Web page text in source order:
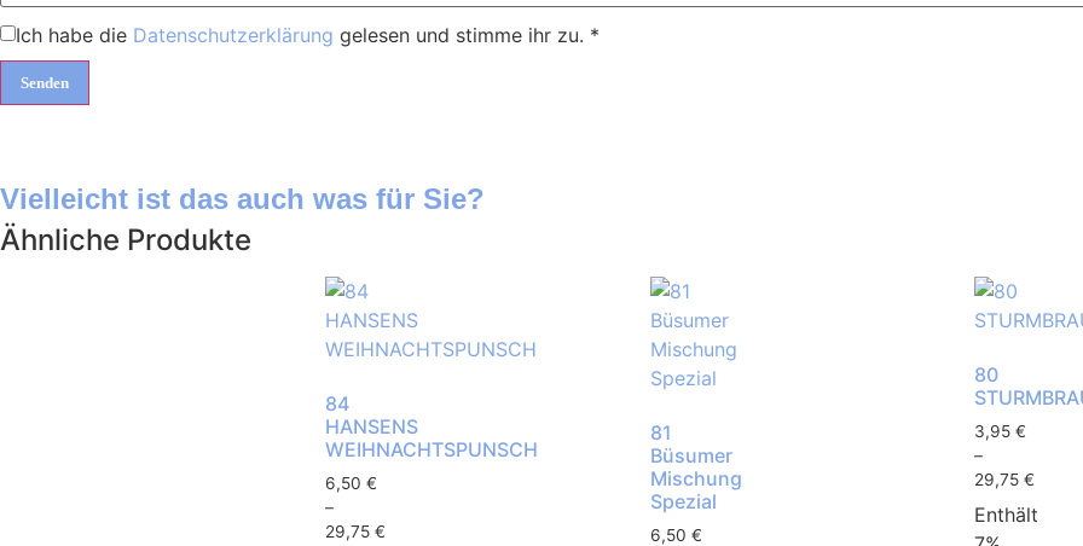
Ich habe die Datenschutzerklärung gelesen und stimme ihr zu. *
Vielleicht ist das auch was für Sie?
Ähnliche Produkte
84
HANSENS
WEIHNACHTSPUNSCH
6,50 €
–
29,75 €
81
Büsumer
Mischung
Spezial
6,50 €
80
3,95€
–
29,75€
Enthält